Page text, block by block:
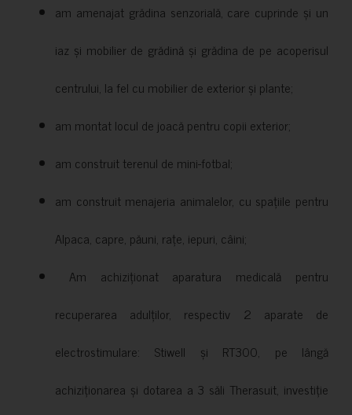
am amenajat grădina senzorială, care cuprinde și un
iaz și mobilier de grădină și grădina de pe acoperisul
centrului, la fel cu mobilier de exterior și plante;
am montat locul de joacă pentru copii exterior;
am construit terenul de mini-fotbal;
am construit menajeria animalelor, cu spațiile pentru
Alpaca, capre, păuni, rațe, iepuri, câini;
Am achiziționat aparatura medicală pentru
recuperarea adulților, respectiv 2 aparate de
electrostimulare: Stiwell și RT300, pe lângă
achiziționarea și dotarea a 3 săli Therasuit, investiție